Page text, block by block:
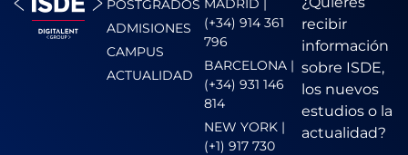
POSTGRADOS
ADMISIONES
CAMPUS
ACTUALIDAD
MADRID |
(+34) 914 361
796
BARCELONA |
(+34) 931 146
814
NEW YORK |
(+1) 917 730
recibir
información
sobre ISDE,
los nuevos
estudios o la
actualidad?